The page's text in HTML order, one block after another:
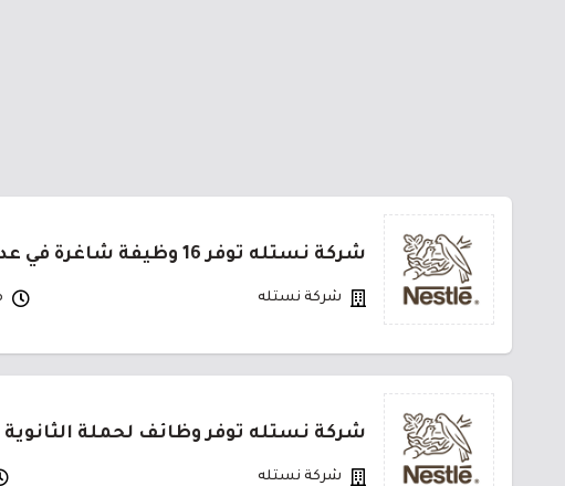
شركة نستله توفر 16 وظيفة شاغرة في عدة مدن
شركة نستله
شركة نستله توفر وظائف لحملة
شركة نستله